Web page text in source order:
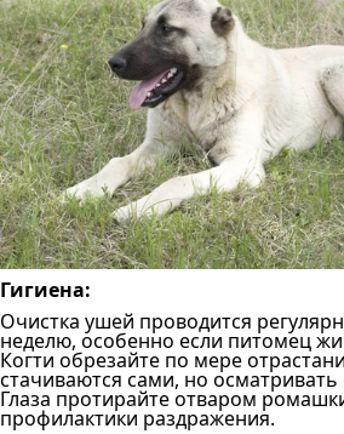
Гигиена:
Очистка ушей проводится
неделю, особенно если питомец
Когти обрезайте по мере
стачиваются сами, но осматривать
Глаза протирайте отваром
профилактики раздражения.